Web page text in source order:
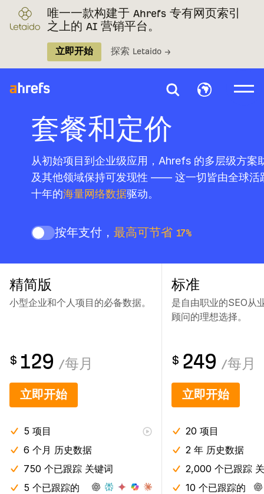
唯一一款构建于 Ahrefs 专有网页索引
之上的 AI 营销平台。
立即开始 探索 Letaido →
套餐和定价
从初始项目到企业级应用，Ahrefs 的多层级方案
及其他领域保持可发现性 —— 这一切皆由全球活
十年的海量网络数据驱动。
按年支付， 最高可节省 17%
精简版
小型企业和个人项目的必备数据。
标准
是自由职业的SEO从
顾问的理想选择。
$ 129 /每月 $ 249 /每月
立即开始 立即开始
5 项目
6 个月 历史数据
750 个已跟踪 关键词
5 个已跟踪的
20 项目
2 年 历史数据
2,000 个已跟踪
10 个已跟踪的